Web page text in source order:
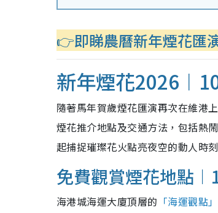
👉即睇農曆新年煙花匯
新年煙花
隨著馬年賀歲煙花匯演再次在維港
煙花推介地點及交通方法，包括熱
起捕捉璀璨花火點亮夜空的動人時刻
免費觀賞煙花地點
海港城海運大廈頂層的 「海運觀點